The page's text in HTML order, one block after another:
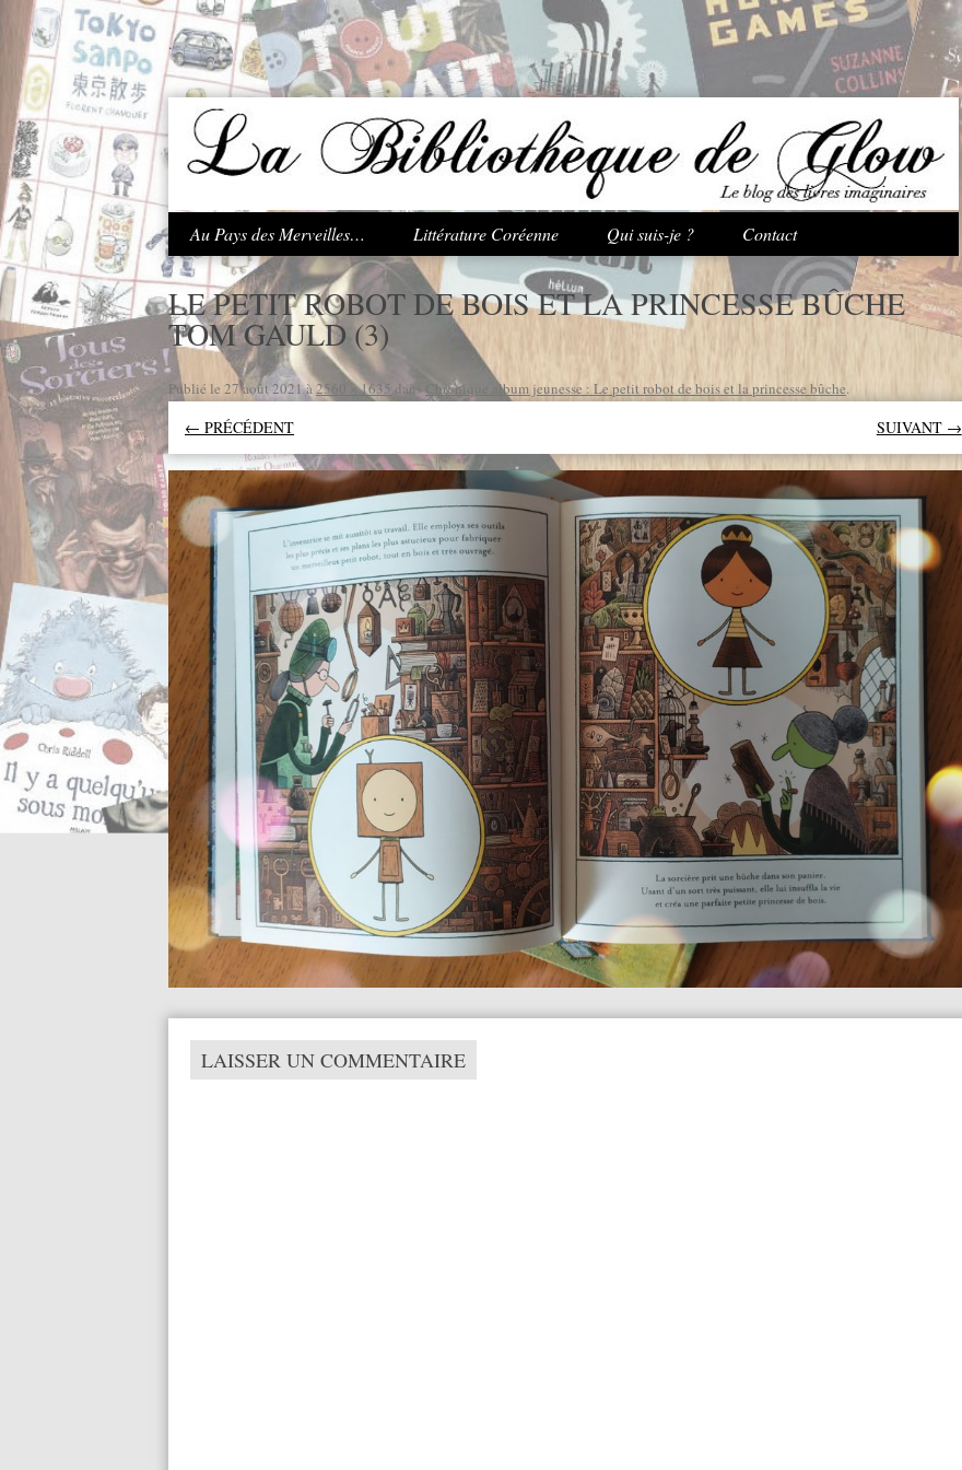
.
Aller au contenu principal
Au Pays des Merveilles… Littérature Coréenne Qui suis-je ? Contact
LE PETIT ROBOT DE BOIS ET LA PRINCESSE BÛCHE
TOM GAULD (3)
Publié le 27 août 2021à2560 × 1635 dansChronique album jeunesse : Le petit robot de bois et la princesse bûche.
← PRÉCÉDENT SUIVANT →
LAISSER UN COMMENTAIRE